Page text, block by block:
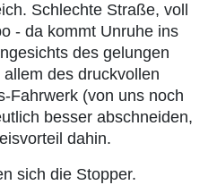
Schlechte Straße, voll
- da kommt Unruhe ins
des gelungen
des druckvollen
Fahrwerk (von uns noch
besser abschneiden,
dahin.
sich die Stopper.